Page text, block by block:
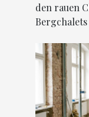
den rauen